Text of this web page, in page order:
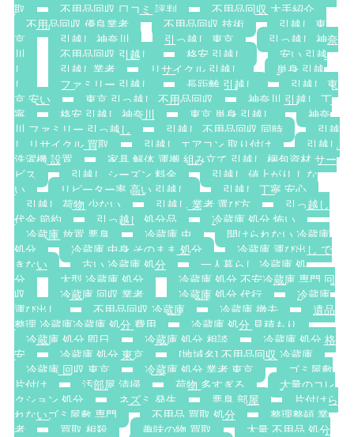
取
不用品回収 口コミ 評判
不用品回収 大手紹介
不用品回収 優良業者
不用品回収 技術
引越し 東
京
引越し 神奈川 引っ越し 東京
引っ越し 神奈
川
不用品回収 引越し 格安 引越し
安い 引越
し
引越し業者 リサイクル 引越し
単身 引越
し
ファミリー 引越し 長距離 引越し
引越し 東
京 安い
東京 引っ越し 不用品回収
神奈川 引越し 丁
寧
格安 引越し 神奈川 東京 単身 引越し
神奈
川 ファミリー 引っ越し
引越し 不用品回収 同時
引越
し リサイクル 買取
引越し エアコン 取り付け
引越し
洗濯機 設置
家具 解体 運搬 組み立て 引越し 梱包資材 サー
ビス
引越し シーズン 料金
引越し 値上がり しな
い
リピーター率 高い 引越し
引越し 丁寧 安心
引越し 荷物 少ない
引越し 業者 選び方
引っ越し
代金 節約
引っ越し 処分品
冷蔵庫 処分 怖い
冷蔵庫 放置 悪臭
冷蔵庫 虫
開けられない 冷蔵庫
処分
冷蔵庫 中身 そのまま 処分
冷蔵庫 運び出し で
きない
古い 冷蔵庫 処分
一人暮らし 冷蔵庫 処
分
大型 冷蔵庫 処分
冷蔵庫 処分 不安冷蔵庫 専門 回
収
冷蔵庫 回収 業者 冷蔵庫 処分 代行
冷蔵庫
運び出し
不用品回収 冷蔵庫 冷蔵庫 撤去
遺品
整理 冷蔵庫冷蔵庫 処分 費用
冷蔵庫 処分 見積もり
冷蔵庫 処分 即日
冷蔵庫 処分 相談
冷蔵庫 処分 格
安
冷蔵庫 処分 東京
[地域名] 不用品回収 冷蔵庫
冷蔵庫 回収 東京
冷蔵庫 処分 業者 東京
ゴミ屋敷
片付け
汚部屋 清掃 荷物 多すぎる
大量のコレ
クション 処分
ネズミ 発生 悪臭 部屋
片付けら
れないゴミ屋敷 専門
不用品 買取 処分
整理整頓 業
者
買取 相殺 趣味の物 買取
大量 不用品 処分